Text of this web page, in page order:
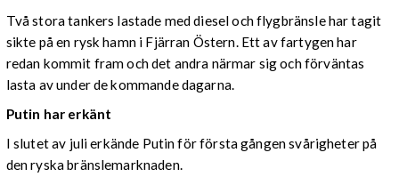
Två stora tankers lastade med diesel och flygbränsle har tagit
sikte på en rysk hamn i Fjärran Östern. Ett av fartygen har
redan kommit fram och det andra närmar sig och förväntas
lasta av under de kommande dagarna.
Putin har erkänt
I slutet av juli erkände Putin för första gången svårigheter på
den ryska bränslemarknaden.